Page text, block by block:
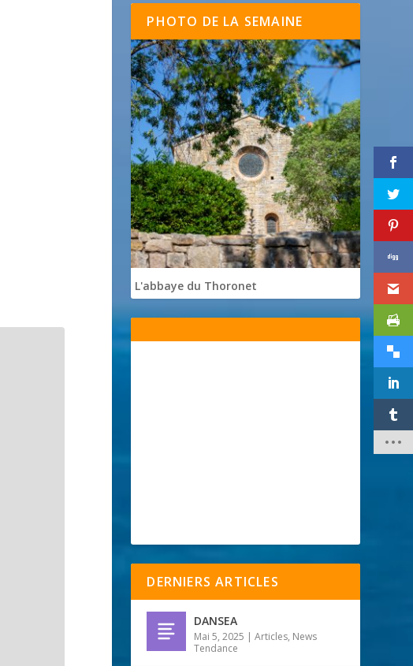
PHOTO DE LA SEMAINE
L'abbaye du Thoronet
DERNIERS ARTICLES
DANSEA
Mai 5, 2025 |Articles, News
Tendance